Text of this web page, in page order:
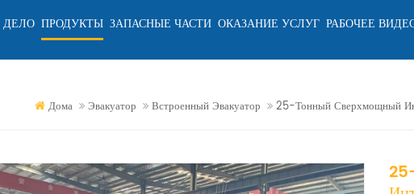
ПРОДУКТЫ ЗАПАСНЫЕ ЧАСТИ ОКАЗАНИЕ УСЛУГ РАБОЧЕЕ
Дома Эвакуатор Встроенный Эвакуатор 25-Тонный Сверхмощный